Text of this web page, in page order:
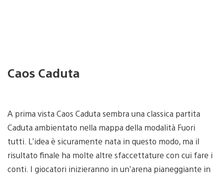
Caos Caduta
A prima vista Caos Caduta sembra una classica partita
Caduta ambientato nella mappa della modalità Fuori
tutti. L’idea è sicuramente nata in questo modo, ma il
risultato finale ha molte altre sfaccettature con cui fare i
conti. I giocatori inizieranno in un’arena pianeggiante in